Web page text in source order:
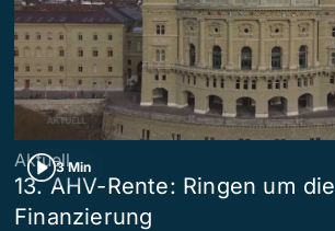
3 Min
Aktuell
13. AHV-Rente: Ringen um die
Finanzierung